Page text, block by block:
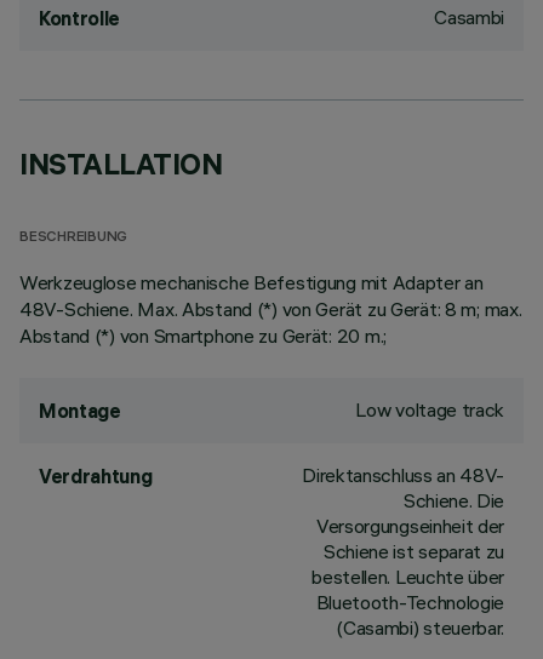
Kontrolle Casambi
INSTALLATION
BESCHREIBUNG
Werkzeuglose mechanische Befestigung mit Adapter an
48V-Schiene. Max. Abstand (*) von Gerät zu Gerät: 8 m; max.
Abstand (*) von Smartphone zu Gerät: 20 m.;
Montage Low voltage track
Verdrahtung
Direktanschluss an 48V-
Schiene. Die
Versorgungseinheit der
Schiene ist separat zu
bestellen. Leuchte über
Bluetooth-Technologie
(Casambi) steuerbar.